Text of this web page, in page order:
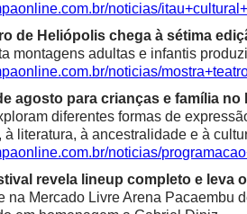
noticias/
de Heliópolis chega à sétima
montagens adultas e infantis
noticias/
agosto para crianças e família
diferentes formas de
à literatura, à ancestralidade e à
noticias/
revela lineup completo e leva
na Mercado Livre Arena Pacaembu